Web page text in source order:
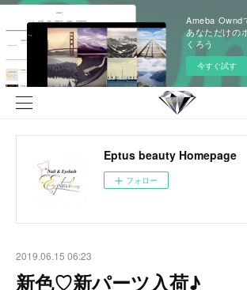
Ameba Ownd
あなただけの
くろう
今すぐ試す
Eptus beauty Homepage
フォロー
2019.06.15 06:23
新色♡新パーツ入荷♪